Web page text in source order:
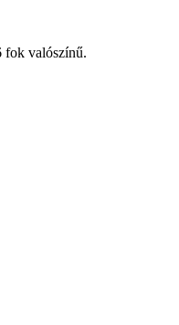
fok valószínű.